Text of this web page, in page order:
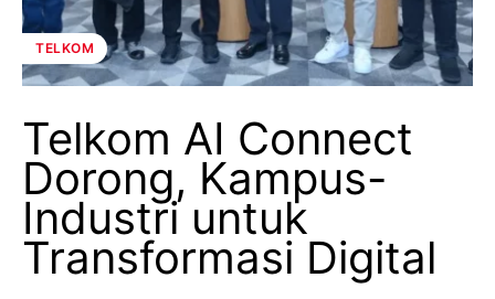
TELKOM
Telkom AI Connect
Dorong, Kampus-
Industri untuk
Transformasi Digital